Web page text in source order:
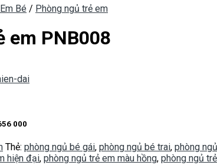
Bé / Phòng ngủ trẻ em
em PNB008
000
Thẻ: phòng ngủ bé gái, phòng ngủ bé trai, phòng
hiện đại, phòng ngủ trẻ em màu hồng, phòng ngủ